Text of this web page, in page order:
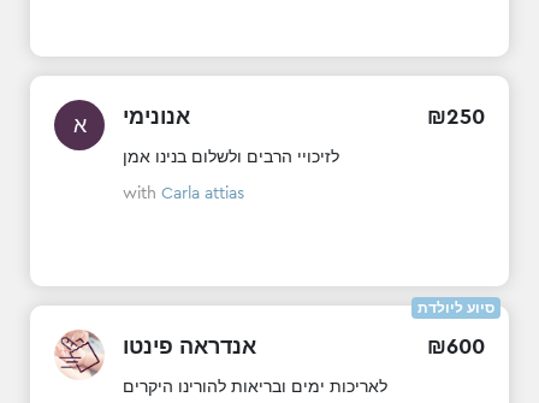
א אנונימי ₪250
לזיכויי הרבים ולשלום בנינו אמן
with Carla attias
אנדראה פינטו ₪600
לאריכות ימים ובריאות להורינו היקרים
סיוע ליולדת